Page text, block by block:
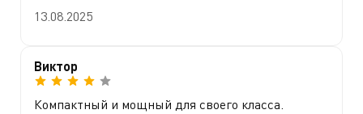
13.08.2025
Виктор
Компактный и мощный для своего класса.